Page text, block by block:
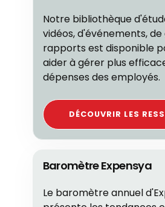
Notre bibliothèque
vidéos, d'événements,
rapports est disponible
aider à gérer plus
dépenses des employés.
DÉCOUVRIR LES
Baromètre Expensya
Le baromètre annuel